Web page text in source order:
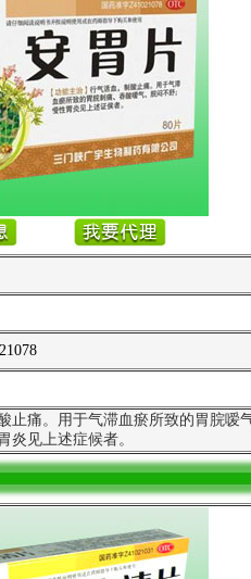
止痛。用于气滞血瘀所致的胃脘嗳
炎见上述症候者。